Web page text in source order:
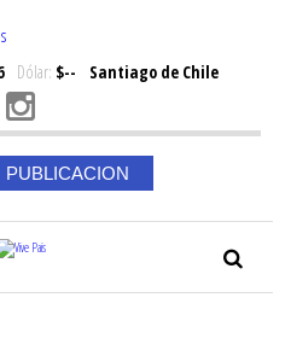
Dólar: $--
Santiago de Chile
PUBLICACION